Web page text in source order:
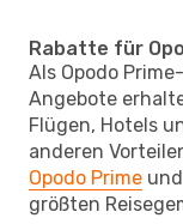
Rabatte für
Als Opodo
Angebote
Flügen, Hotels
anderen
Opodo Prime
größten